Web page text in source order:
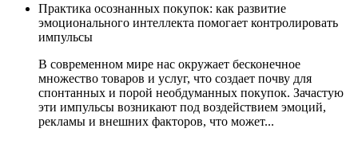
Практика осознанных покупок: как развитие
эмоционального интеллекта помогает контролировать
импульсы
В современном мире нас окружает бесконечное
множество товаров и услуг, что создает почву для
спонтанных и порой необдуманных покупок. Зачастую
эти импульсы возникают под воздействием эмоций,
рекламы и внешних факторов, что может...